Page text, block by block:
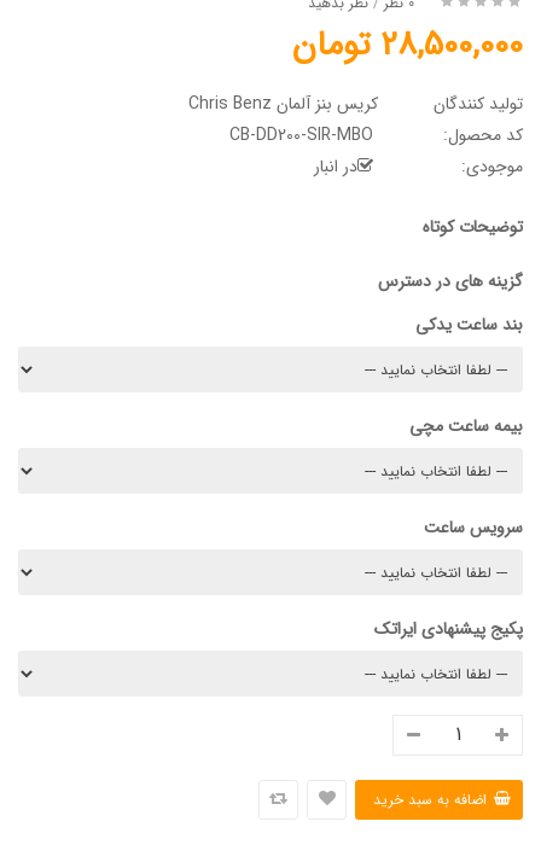
28,500,000 تومان
تولید کنندگان
کریس بنز آلمان Chris Benz
کد محصول:
موجودی:
در انبار
توضیحات کوتاه
گزینه های در دسترس
بند ساعت یدکی
بیمه ساعت مچی
سرویس ساعت
پکیج پیشنهادی ایراتک